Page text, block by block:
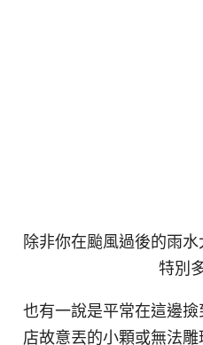
除非你在颱風過後的雨
特別
也有一說是平常在這邊
店故意丟的小顆或無法